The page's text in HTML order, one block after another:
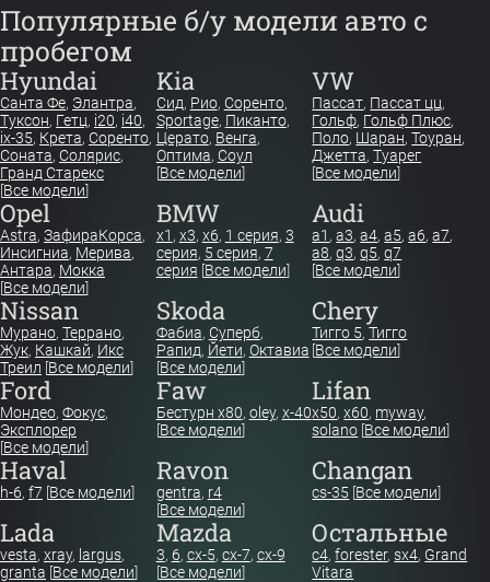
Популярные б/у модели авто с
пробегом
Hyundai
Санта Фе, Элантра,
Туксон, Гетц, i20, i40,
ix-35, Крета, Соренто,
Соната, Солярис,
Гранд Старекс
[Все модели]
Kia
Сид, Рио, Соренто,
Sportage, Пиканто,
Церато, Венга,
Оптима, Соул
[Все модели]
VW
Пассат, Пассат цц,
Гольф, Гольф Плюс,
Поло, Шаран,Тоуран,
Джетта,Туарег
[Все модели]
Opel
Astra, ЗафираКорса,
Инсигниа, Мерива,
Антара, Мокка
[Все модели]
BMW
x1 , x3, x6, 1 серия, 3
серия, 5 серия, 7
серия [Все модели]
Audi
a1 ,a3,a4,a5,a6,a7,
a8,q3,q5,q7
[Все модели]
Nissan
Мурано, Террано,
Жук, Кашкай, Икс
Треил [Все модели]
Skoda
Фабиа, Суперб,
Рапид, Йети, Октавиа
[Все модели]
Chery
Тигго 5,Тигго
[Все модели]
Ford
Мондео, Фокус,
Эксплорер
[Все модели]
Faw
Бестурн х80, oley, x-40
[Все модели]
Lifan
x50,x60, myway,
solano [Все модели]
Haval
h-6, f7 [Все модели]
Ravon
gentra, r4
[Все модели]
Changan
cs-35 [Все модели]
Lada
vesta, xray, largus,
granta [Все модели]
Mazda
3, 6, cx-5, cx-7, cx-9
[Все модели]
Остальные
c4,forester,sx4, Grand
Vitara